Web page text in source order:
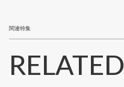
関連特集
RELATED